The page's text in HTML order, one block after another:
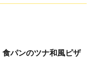
食パンのツナ和風ピザ